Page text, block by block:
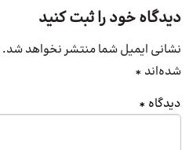
دیدگاه خود را ثبت کنید
نشانی ایمیل شما منتشر نخواهد شد.
شده‌اند *
دیدگاه *